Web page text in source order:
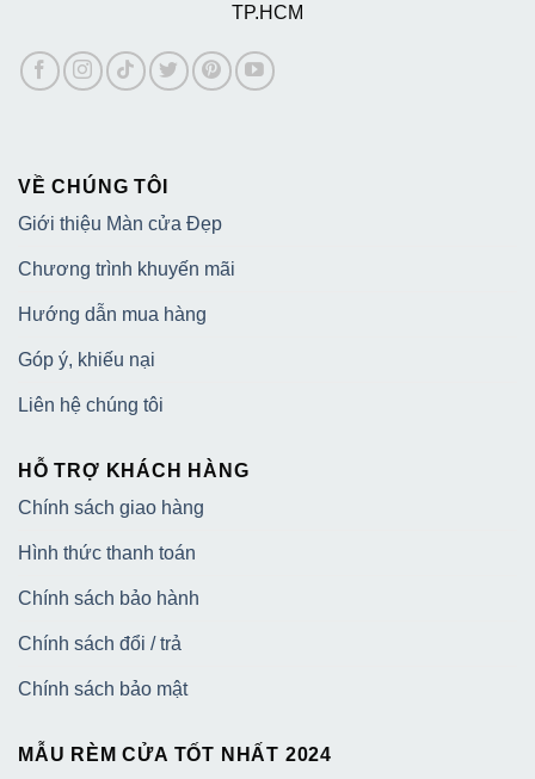
TP.HCM
VỀ CHÚNG TÔI
Giới thiệu Màn cửa Đẹp
Chương trình khuyến mãi
Hướng dẫn mua hàng
Góp ý, khiếu nại
Liên hệ chúng tôi
HỖ TRỢ KHÁCH HÀNG
Chính sách giao hàng
Hình thức thanh toán
Chính sách bảo hành
Chính sách đổi / trả
Chính sách bảo mật
MẪU RÈM CỬA TỐT NHẤT 2024